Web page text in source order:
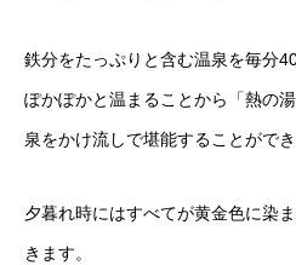
鉄分をたっぷりと含む温泉を毎分
ぽかぽかと温まることから「熱の
泉をかけ流しで堪能することができ
夕暮れ時にはすべてが黄金色に染
きます。